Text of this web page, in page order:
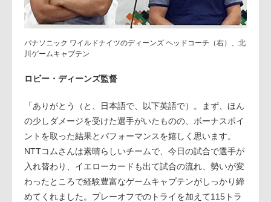
パナソニック ワイルドナイツのディーンズ ヘッドコーチ（右）、北
川ゲームキャプテン
ロビー・ディーンズ監督
「ありがとう（と、日本語で、以下英語で）。まず、ほん
の少しダメージを受けた選手がいたものの、ボーナスポイ
ントを取った結果とパフォーマンスを嬉しく思います。
NTTコムさんは素晴らしいチームで、今日の試合で選手が
入れ替わり、イエローカードも出て試合の流れ、勢いが変
わったところで経験豊富なゲームキャプテンがしっかり締
めてくれました。プレーオフでのトライを加えて115トラ